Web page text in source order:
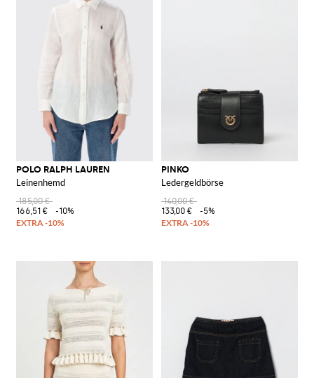
POLO RALPH LAUREN
Leinenhemd
185,00 €
166,51 €
-10%
PINKO
Ledergeldbörse
140,00 €
133,00 €
-5%